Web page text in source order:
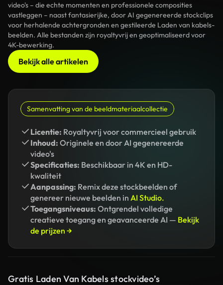
video's – die echte momenten en professionele composities
vastleggen – naast fantasierijke, door AI gegenereerde stockclips
voor herhalende achtergronden en gestileerde Laden van kabels-
beelden. Alle bestanden zijn royaltyvrij en geoptimaliseerd voor
4K-bewerking.
Bekijk alle artikelen
Samenvatting van de beeldmateriaalcollectie
Licentie: Royaltyvrij voor commercieel gebruik
Inhoud: Originele en door AI gegenereerde
video's
Specificaties: Beschikbaar in 4K en HD-
kwaliteit
Aanpassing: Remix deze stockbeelden of
genereer nieuwe beelden in AI Studio.
Toegangsniveaus: Ontgrendel volledige
creatieve toegang en geavanceerde AI — Bekijk
de prijzen →
Gratis Laden Van Kabels stockvideo’s